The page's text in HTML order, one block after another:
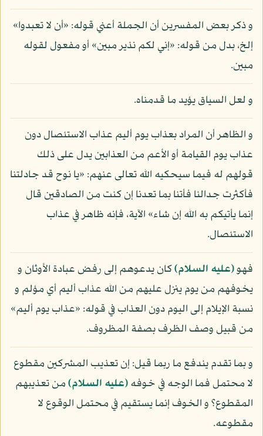
و ذكر بعض المفسرين أن الجملة أعني قوله: «أن لا تعبدوا»
إلخ، بدل من قوله: «إني لكم نذير مبين» أو مفعول لقوله
مبين.
و لعل السياق يؤيد ما قدمناه.
و الظاهر أن المراد بعذاب يوم أليم عذاب الاستئصال دون
عذاب يوم القيامة أو الأعم من العذابين يدل على ذلك
قولهم له فيما سيحكيه الله تعالى عنهم: «يا نوح قد جادلتنا
فأكثرت جدالنا فأتنا بما تعدنا إن كنت من الصادقين قال
إنما يأتيكم به الله إن شاء» الآية، فإنه ظاهر في عذاب
الاستئصال.
فهو(عليه السلام)كان يدعوهم إلى رفض عبادة الأوثان و
يخوفهم من يوم ينزل عليهم من الله عذاب أليم أي مؤلم و
نسبة الإيلام إلى اليوم دون العذاب في قوله: «عذاب يوم أليم»
من قبيل وصف الظرف بصفة المظروف.
و بما تقدم يندفع ما ربما قيل: إن تعذيب المشركين مقطوع
لا محتمل فما الوجه في خوفه(عليه السلام)من تعذيبهم
المقطوع؟ و الخوف إنما يستقيم في محتمل الوقوع لا
مقطوعه.